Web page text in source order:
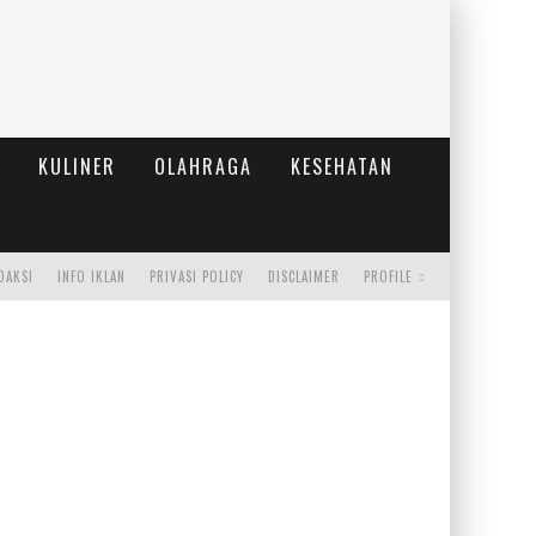
KULINER OLAHRAGA
KESEHATAN
PROFILE
DISCLAIMER
PRIVASI POLICY
INFO IKLAN